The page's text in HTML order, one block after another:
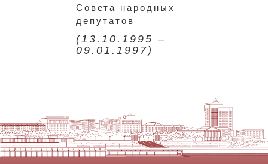
Совета народных
депутатов
(13.10.1995 –
09.01.1997)